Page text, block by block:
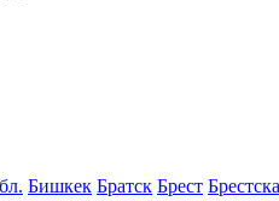
Бишкек Братск Брест